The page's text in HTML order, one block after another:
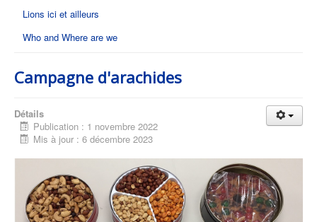
Lions ici et ailleurs
Who and Where are we
Campagne d'arachides
Détails
Publication : 1 novembre 2022
Mis à jour : 6 décembre 2023